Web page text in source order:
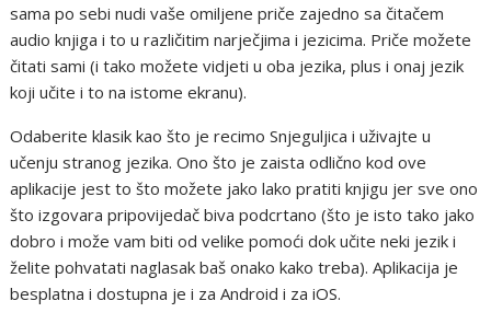
sama po sebi nudi vaše omiljene priče zajedno sa čitačem
audio knjiga i to u različitim narječjima i jezicima. Priče možete
čitati sami (i tako možete vidjeti u oba jezika, plus i onaj jezik
koji učite i to na istome ekranu).
Odaberite klasik kao što je recimo Snjeguljica i uživajte u
učenju stranog jezika. Ono što je zaista odlično kod ove
aplikacije jest to što možete jako lako pratiti knjigu jer sve ono
što izgovara pripovijedač biva podcrtano (što je isto tako jako
dobro i može vam biti od velike pomoći dok učite neki jezik i
želite pohvatati naglasak baš onako kako treba). Aplikacija je
besplatna i dostupna je i za Android i za iOS.